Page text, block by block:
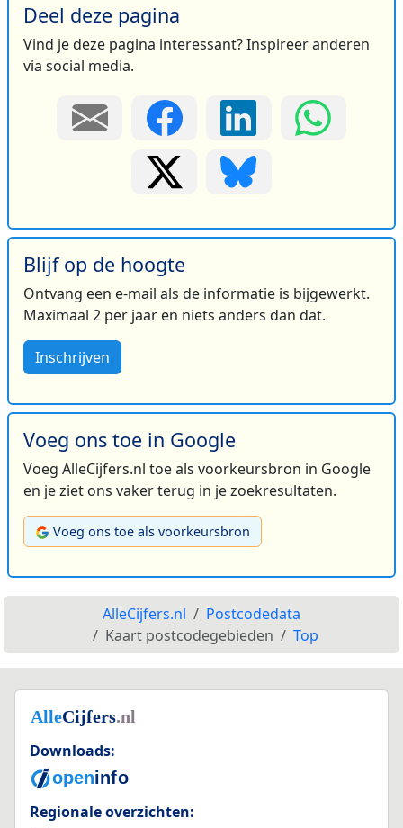
Deel deze pagina
Vind je deze pagina interessant? Inspireer anderen
via social media.
Blijf op de hoogte
Ontvang een e-mail als de informatie is bijgewerkt.
Maximaal 2 per jaar en niets anders dan dat.
Inschrijven
Voeg ons toe in Google
Voeg AlleCijfers.nl toe als voorkeursbron in Google
en je ziet ons vaker terug in je zoekresultaten.
Voeg ons toe als voorkeursbron
AlleCijfers.nl
Postcodedata
Kaart postcodegebieden
Top
Downloads:
Regionale overzichten: